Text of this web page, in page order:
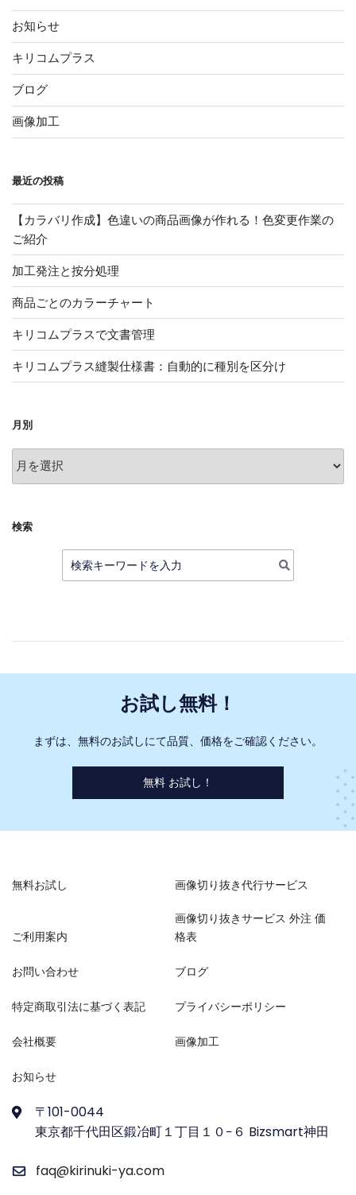
お知らせ
キリコムプラス
ブログ
画像加工
最近の投稿
【カラバリ作成】色違いの商品画像が作れる！色変更作業の
ご紹介
加工発注と按分処理
商品ごとのカラーチャート
キリコムプラスで文書管理
キリコムプラス縫製仕様書：自動的に種別を区分け
月別
月
別
検索
検
お試し無料！
まずは、無料のお試しにて品質、価格をご確認ください。
無料 お試し！
無料お試し 画像切り抜き代行サービス
ご利用案内
画像切り抜きサービス 外注 価
格表
お問い合わせ ブログ
特定商取引法に基づく表記 プライバシーポリシー
会社概要 画像加工
お知らせ
〒101-0044
東京都千代田区鍛冶町１丁目１０−６ Bizsmart神田
faq@kirinuki-ya.com